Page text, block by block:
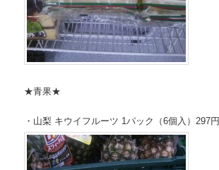
★青果★
・山梨 キウイフルーツ 1パック（6個入）297円